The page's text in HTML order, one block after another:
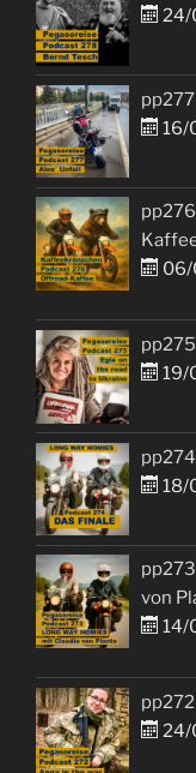
24/
16/
19/
18/
von
14/
24/